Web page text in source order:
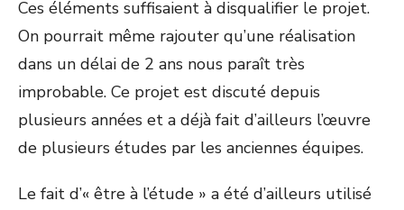
Ces éléments suffisaient à disqualifier le projet.
On pourrait même rajouter qu’une réalisation
dans un délai de 2 ans nous paraît très
improbable. Ce projet est discuté depuis
plusieurs années et a déjà fait d’ailleurs l’œuvre
de plusieurs études par les anciennes équipes.
Le fait d’« être à l’étude » a été d’ailleurs utilisé